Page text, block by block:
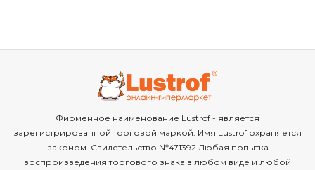
Фирменное наименование Lustrof - является
зарегистрированной торговой маркой. Имя Lustrof охраняется
законом. Свидетельство №471392 Любая попытка
воспроизведения торгового знака в любом виде и любой